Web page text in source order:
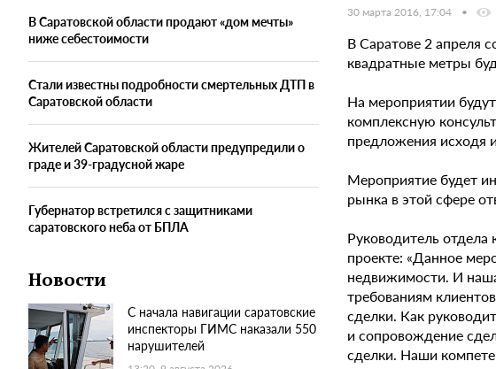
В Саратовской области продают «дом мечты»
ниже себестоимости
Стали известны подробности смертельных ДТП в
Саратовской области
Жителей Саратовской области предупредили о
граде и 39-градусной жаре
Губернатор встретился с защитниками
саратовского неба от БПЛА
Новости
С начала навигации саратовские
инспекторы ГИМС наказали 550
нарушителей
30 марта 2016, 17:04
В Саратове 2 апреля
квадратные метры
На мероприятии
комплексную
предложения исходя
Мероприятие будет
рынка в этой сфере
Руководитель
проекте: «Данное
недвижимости. И
требованиям
сделки. Как
и сопровождение
сделки. Наши